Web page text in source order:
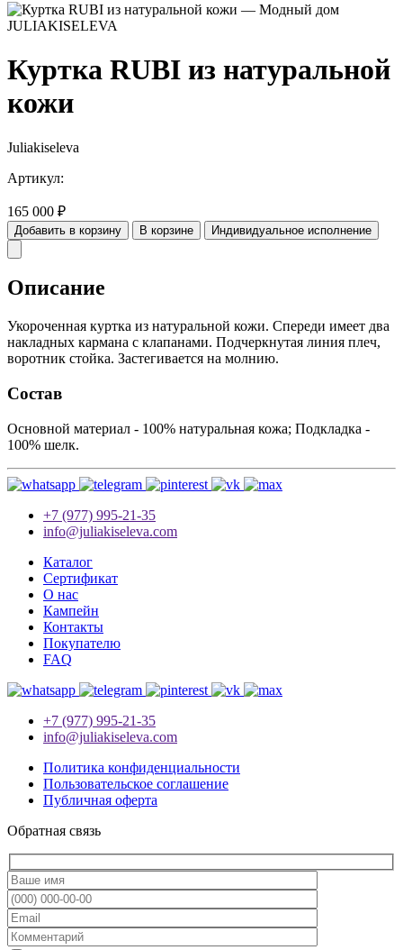
Куртка RUBI из натуральной
кожи
Juliakiseleva
Артикул:
165 000 ₽
Добавить в корзину В корзине Индивидуальное исполнение
Описание
Укороченная куртка из натуральной кожи. Спереди имеет два
накладных кармана с клапанами. Подчеркнутая линия плеч,
воротник стойка. Застегивается на молнию.
Состав
Основной материал - 100% натуральная кожа; Подкладка -
100% шелк.
+7 (977) 995-21-35
info@juliakiseleva.com
Каталог
Сертификат
О нас
Кампейн
Контакты
Покупателю
FAQ
+7 (977) 995-21-35
info@juliakiseleva.com
Политика конфиденциальности
Пользовательское соглашение
Публичная оферта
Обратная связь